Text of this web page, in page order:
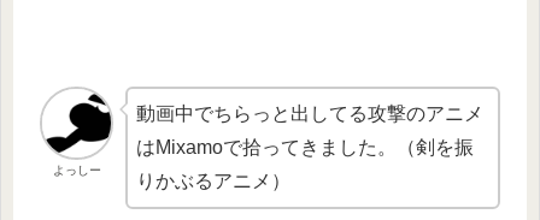
よっしー
動画中でちらっと出してる攻撃のアニメ
はMixamoで拾ってきました。（剣を振
りかぶるアニメ）